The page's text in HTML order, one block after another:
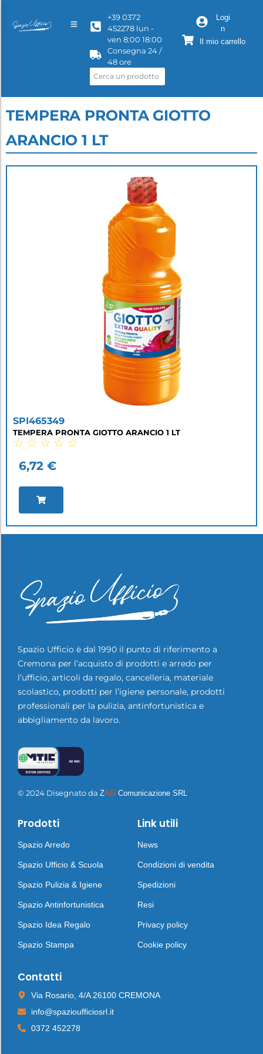
+39 0372
452278 lun -
ven 8:00 18:00
Consegna 24 /
48 ore
Logi
n
Il mio carrello
TEMPERA PRONTA GIOTTO
ARANCIO 1 LT
SPI465349
TEMPERA PRONTA GIOTTO ARANCIO 1 LT
☆ ☆ ☆ ☆ ☆
6,72 €
Spazio Ufficio è dal 1990 il punto di riferimento a
Cremona per l’acquisto di prodotti e arredo per
l’ufficio, articoli da regalo, cancelleria, materiale
scolastico, prodotti per l’igiene personale, prodotti
professionali per la pulizia, antinfortunistica e
abbigliamento da lavoro.
© 2024 Disegnato da ZAG Comunicazione SRL
Prodotti
Spazio Arredo
Spazio Ufficio & Scuola
Spazio Pulizia & Igiene
Spazio Antinfortunistica
Spazio Idea Regalo
Spazio Stampa
Link utili
News
Condizioni di vendita
Spedizioni
Resi
Privacy policy
Cookie policy
Contatti
Via Rosario, 4/A 26100 CREMONA
info@spazioufficiosrl.it
0372 452278